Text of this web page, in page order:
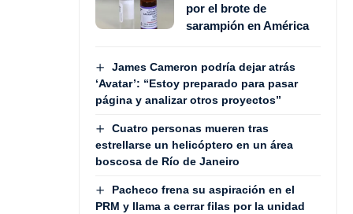
por el brote de
sarampión en América
James Cameron podría dejar atrás
‘Avatar’: “Estoy preparado para pasar
página y analizar otros proyectos”
Cuatro personas mueren tras
estrellarse un helicóptero en un área
boscosa de Río de Janeiro
Pacheco frena su aspiración en el
PRM y llama a cerrar filas por la unidad